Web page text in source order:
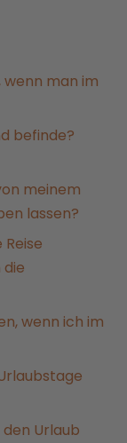
man im
befinde?
meinem
lassen?
wenn ich im
Urlaub